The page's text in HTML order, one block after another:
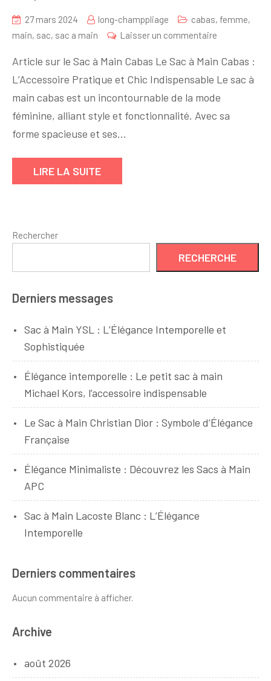
27 mars 2024 long-champpliage cabas, femme,
main, sac, sac a main Laisser un commentaire
Sac
à
Main
Cabas
Article sur le Sac à Main Cabas Le Sac à Main Cabas :
L’Accessoire Pratique et Chic Indispensable Le sac à
main cabas est un incontournable de la mode
féminine, alliant style et fonctionnalité. Avec sa
forme spacieuse et ses…
LIRE LA SUITE
Rechercher
RECHERCHE
Derniers messages
Sac à Main YSL : L’Élégance Intemporelle et
Sophistiquée
Élégance intemporelle : Le petit sac à main
Michael Kors, l’accessoire indispensable
Le Sac à Main Christian Dior : Symbole d’Élégance
Française
Élégance Minimaliste : Découvrez les Sacs à Main
APC
Sac à Main Lacoste Blanc : L’Élégance
Intemporelle
Derniers commentaires
Aucun commentaire à afficher.
Archive
août 2026